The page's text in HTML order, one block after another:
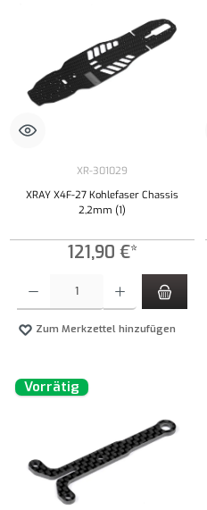
XR-301029
XRAY X4F-27 Kohlefaser Chassis
2,2mm (1)
121,90 €*
Zum Merkzettel hinzufügen
Vorrätig